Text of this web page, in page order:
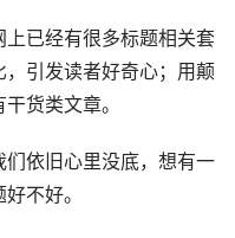
已经有很多标题相关套
引发读者好奇心；用颠
货类文章。
依旧心里没底，想有一
不好。